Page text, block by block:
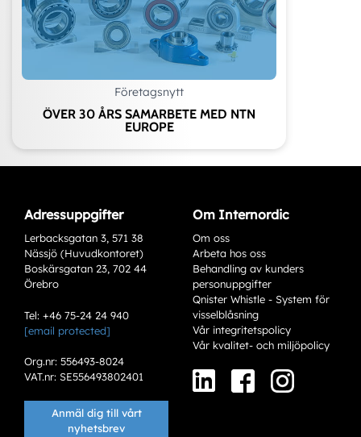
Företagsnytt
ÖVER 30 ÅRS SAMARBETE MED NTN
EUROPE
Adressuppgifter
Lerbacksgatan 3, 571 38
Nässjö (Huvudkontoret)
Boskärsgatan 23, 702 44
Örebro
Tel: +46 75-24 24 940
[email protected]
Org.nr: 556493-8024
VAT.nr: SE556493802401
Anmäl dig till vårt
nyhetsbrev
Om Internordic
Om oss
Arbeta hos oss
Behandling av kunders
personuppgifter
Qnister Whistle - System för
visselblåsning
Vår integritetspolicy
Vår kvalitet- och miljöpolicy